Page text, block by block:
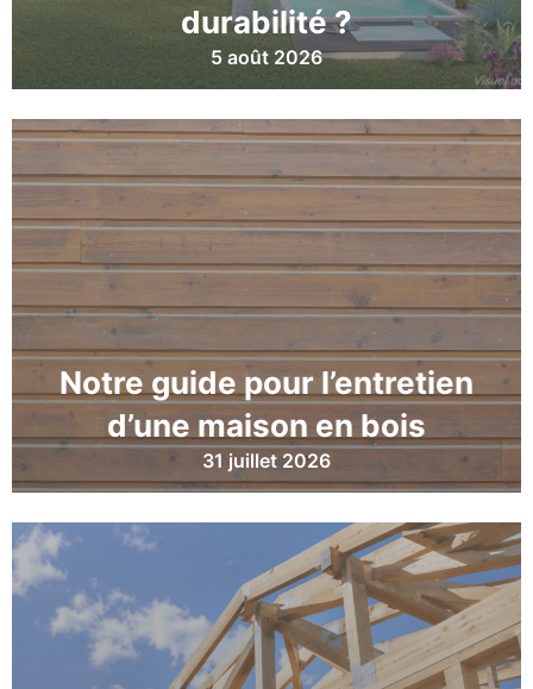
durabilité ?
5 août 2026
Notre guide pour l’entretien
d’une maison en bois
31 juillet 2026